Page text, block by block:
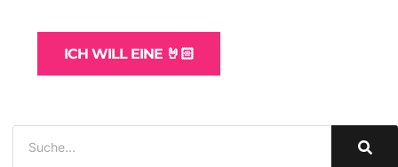
ICH WILL EINE 🤘🏻